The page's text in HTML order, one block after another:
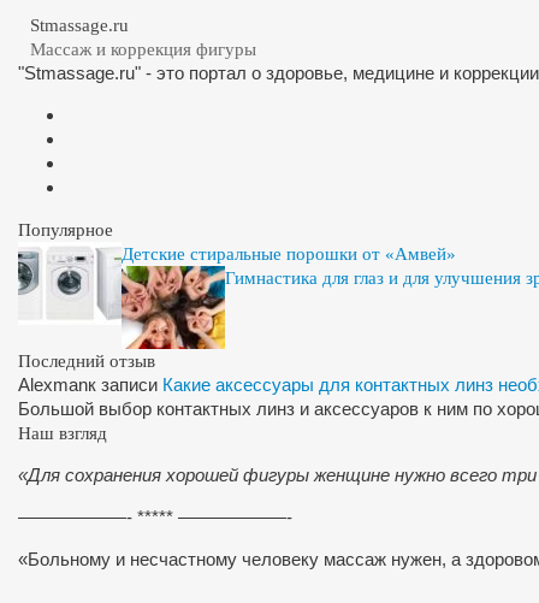
Stmassage.ru
Массаж и коррекция фигуры
"Stmassage.ru" - это портал о здоровье, медицине и
Популярное
Детские стиральные порошки от «Амвей»
Гимнастика для глаз и для улучшения
Последний отзыв
Alexmanк записи Какие аксессуары для контактных линз
Большой выбор контактных линз и аксессуаров к ним по
Наш взгляд
«Для сохранения хорошей фигуры женщине нужно всего
——————- ***** ——————-
«Больному и несчастному человеку массаж нужен, а